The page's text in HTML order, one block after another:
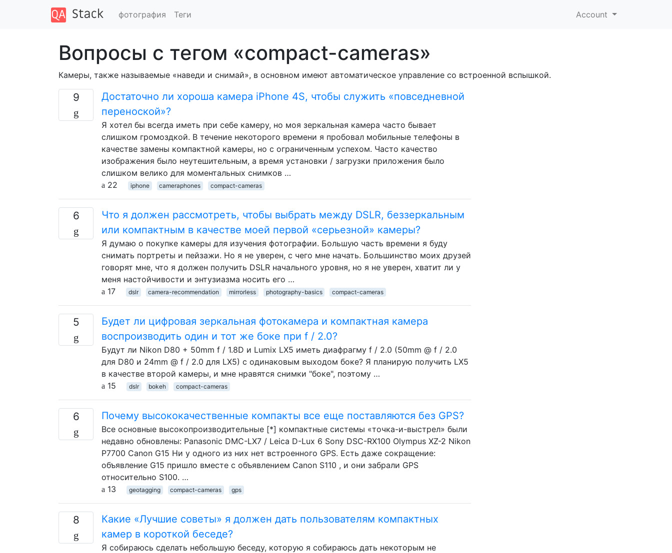
фотография Теги Account
Вопросы с тегом «compact-cameras»
Камеры, также называемые «наведи и снимай», в основном имеют автоматическое управление со встроенной вспышкой.
9
Достаточно ли хороша камера iPhone 4S, чтобы служить «повседневной
переноской»?
Я хотел бы всегда иметь при себе камеру, но моя зеркальная камера часто бывает
слишком громоздкой. В течение некоторого времени я пробовал мобильные телефоны в
качестве замены компактной камеры, но с ограниченным успехом. Часто качество
изображения было неутешительным, а время установки / загрузки приложения было
слишком велико для моментальных снимков …
22
iphone cameraphones compact-cameras
6
Что я должен рассмотреть, чтобы выбрать между DSLR, беззеркальным
или компактным в качестве моей первой «серьезной» камеры?
Я думаю о покупке камеры для изучения фотографии. Большую часть времени я буду
снимать портреты и пейзажи. Но я не уверен, с чего мне начать. Большинство моих друзей
говорят мне, что я должен получить DSLR начального уровня, но я не уверен, хватит ли у
меня настойчивости и энтузиазма носить его …
17
dslr camera-recommendation mirrorless photography-basics compact-cameras
5
Будет ли цифровая зеркальная фотокамера и компактная камера
воспроизводить один и тот же боке при f / 2.0?
Будут ли Nikon D80 + 50mm f / 1.8D и Lumix LX5 иметь диафрагму f / 2.0 (50mm @ f / 2.0
для D80 и 24mm @ f / 2.0 для LX5) с одинаковым выходом боке? Я планирую получить LX5
в качестве второй камеры, и мне нравятся снимки "боке", поэтому …
15
dslr bokeh compact-cameras
6 Почему высококачественные компакты все еще поставляются без GPS?
Все основные высокопроизводительные [*] компактные системы «точка-и-выстрел» были
недавно обновлены: Panasonic DMC-LX7 / Leica D-Lux 6 Sony DSC-RX100 Olympus XZ-2 Nikon
P7700 Canon G15 Ни у одного из них нет встроенного GPS. Есть даже сокращение:
объявление G15 пришло вместе с объявлением Canon S110 , и они забрали GPS
относительно S100. …
13
geotagging compact-cameras gps
8
Какие «Лучшие советы» я должен дать пользователям компактных
камер в короткой беседе?
Я собираюсь сделать небольшую беседу, которую я собираюсь дать некоторым не